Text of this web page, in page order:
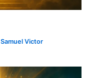
Samuel Victor